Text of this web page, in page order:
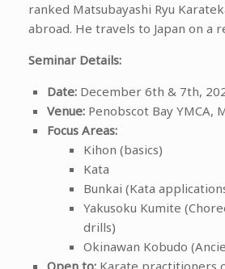
ranked Matsubayashi Ryu
abroad. He travels to Japan on a
Seminar Details:
Date:December 6th & 7th,
Venue:Penobscot Bay YMCA,
Focus Areas:
Kihon (basics)
Kata
Bunkai (Kata
Yakusoku Kumite
drills)
Okinawan Kobudo